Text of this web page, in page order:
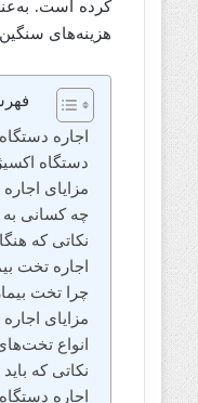
کرده است.
هزینه‌های
اجاره
دستگاه
مزایای
چه کسانی به
نکاتی که
اجاره تخت
چرا تخت
مزایای
انواع
نکاتی که
اجاره